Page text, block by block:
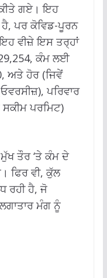
ਕੀਤੇ ਗਏ। ਇਹ
ਪਰ ਕੋਵਿਡ-ਪੂਰਨ
ਵੀਜ਼ੇ ਇਸ ਤਰ੍ਹਾਂ
ਕੰਮ ਲਈ
ਅਤੇ ਹੋਰ (ਜਿਵੇਂ
ਪਰਿਵਾਰ
ਪਰਮਿਟ)
ਤੌਰ ‘ਤੇ ਕੰਮ ਦੇ
ਫਿਰ ਵੀ, ਕੁੱਲ
ਰਹੀ ਹੈ, ਜੋ
ਮੰਗ ਨੂੰ